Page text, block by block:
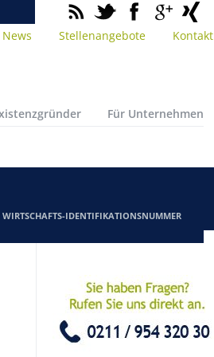
News Stellenangebote Kontakt
Für Unternehmen
WIRTSCHAFTS-IDENTIFIKATIONSNUMMER